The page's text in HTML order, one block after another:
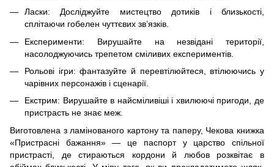
Ласки: Досліджуйте мистецтво дотиків і близькості,
сплітаючи гобелен чуттєвих зв’язків.
Експерименти: Вирушайте на незвідані території,
насолоджуючись трепетом сміливих експериментів.
Рольові ігри: фантазуйте й перевтілюйтеся, втілюючись у
чарівних персонажів і сценарії.
Екстрим: Вирушайте в найсміливіші і хвилюючі пригоди, де
пристрасть не знає меж.
Виготовлена з ламінованого картону та паперу, Чекова книжка
«Пристрасні бажання» — це паспорт у царство спільної
пристрасті, де стираються кордони й любов розквітає в